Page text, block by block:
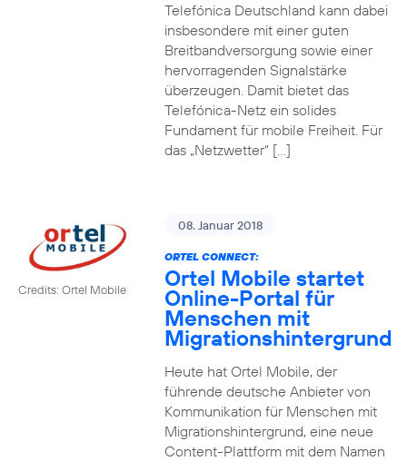
Telefónica Deutschland kann dabei
insbesondere mit einer guten
Breitbandversorgung sowie einer
hervorragenden Signalstärke
überzeugen. Damit bietet das
Telefónica-Netz ein solides
Fundament für mobile Freiheit. Für
das „Netzwetter“ […]
Credits: Ortel Mobile
08. Januar 2018
ORTEL CONNECT:
Ortel Mobile startet
Online-Portal für
Menschen mit
Migrationshintergrund
Heute hat Ortel Mobile, der
führende deutsche Anbieter von
Kommunikation für Menschen mit
Migrationshintergrund, eine neue
Content-Plattform mit dem Namen